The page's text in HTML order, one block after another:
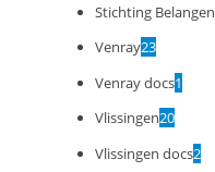
Stichting
Venray23
Venray docs1
Vlissingen20
Vlissingen docs2